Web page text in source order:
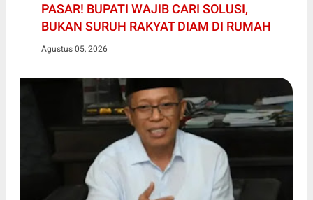
PASAR! BUPATI WAJIB CARI SOLUSI,
BUKAN SURUH RAKYAT DIAM DI RUMAH
Agustus 05, 2026